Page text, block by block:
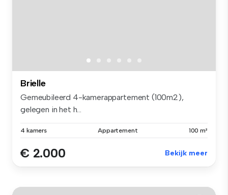
Brielle
Gemeubileerd 4-kamerappartement (100m2),
gelegen in het h...
4 kamers Appartement 100 m²
€ 2.000 Bekijk meer